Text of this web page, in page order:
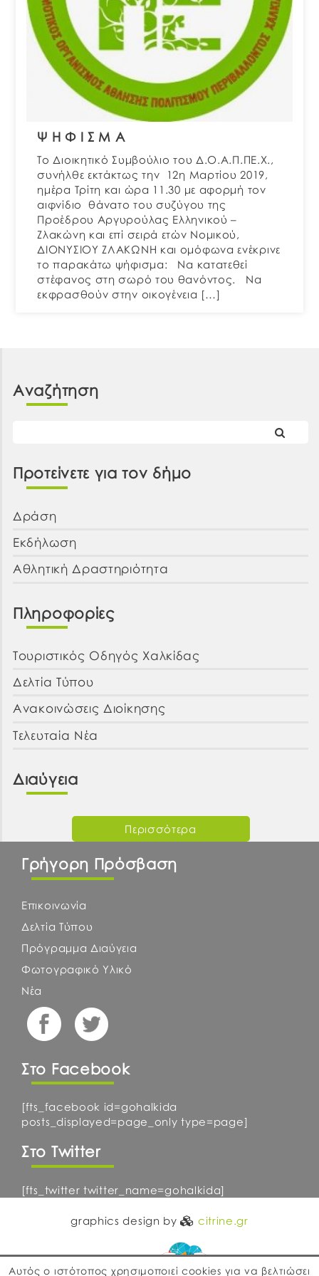
Ψ Η Φ Ι Σ Μ Α
Το Διοικητικό Συμβούλιο του Δ.Ο.Α.Π.ΠΕ.Χ.,
συνήλθε εκτάκτως την 12η Μαρτίου 2019,
ημέρα Τρίτη και ώρα 11.30 με αφορμή τον
αιφνίδιο θάνατο του συζύγου της
Προέδρου Αργυρούλας Ελληνικού –
Ζλακώνη και επί σειρά ετών Νομικού,
ΔΙΟΝΥΣΙΟΥ ΖΛΑΚΩΝΗ και ομόφωνα ενέκρινε
το παρακάτω ψήφισμα: Να κατατεθεί
στέφανος στη σωρό του θανόντος. Να
εκφρασθούν στην οικογένεια […]
Αναζήτηση
Προτείνετε για τον δήμο
Δράση
Εκδήλωση
Αθλητική Δραστηριότητα
Πληροφορίες
Τουριστικός Οδηγός Χαλκίδας
Δελτία Τύπου
Ανακοινώσεις Διοίκησης
Τελευταία Νέα
Διαύγεια
Περισσότερα
Γρήγορη Πρόσβαση
Επικοινωνία
Δελτία Τύπου
Πρόγραμμα Διαύγεια
Φωτογραφικό Υλικό
Νέα
Στο Facebook
[fts_facebook id=gohalkida
posts_displayed=page_only type=page]
Στο Twitter
[fts_twitter twitter_name=gohalkida]
graphics design by citrine.gr
Αυτός ο ιστότοπος χρησιμοποιεί cookies για να βελτιώσει